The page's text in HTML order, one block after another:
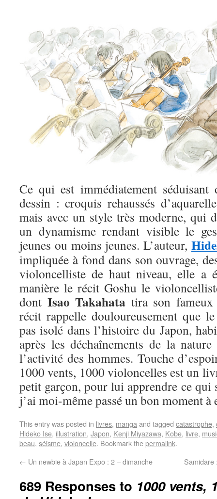
Ce qui est immédiatement
dessin : croquis rehaussés
mais avec un style très moderne, qui
un dynamisme rendant visible le
jeunes ou moins jeunes. L’auteur,
impliquée à fond dans son ouvrage,
violoncelliste de haut niveau, elle a
manière le récit Goshu le
dont Isao Takahata tira son
récit rappelle douloureusement que
pas isolé dans l’histoire du Japon,
après les déchaînements de la
l’activité des hommes. Touche
1000 vents, 1000 violoncelles est un
petit garçon, pour lui apprendre ce qui
j’ai moi-même passé un bon moment à
This entry was posted in livres, manga and tagged catastrophe,
Hideko Ise, illustration, Japon, Kenji Miyazawa, Kobe, livre,
beau, séisme, violoncelle. Bookmark thepermalink.
← Un newbie à Japan Expo : 2 – dimanche Samidare
689 Responses to 1000 vents,